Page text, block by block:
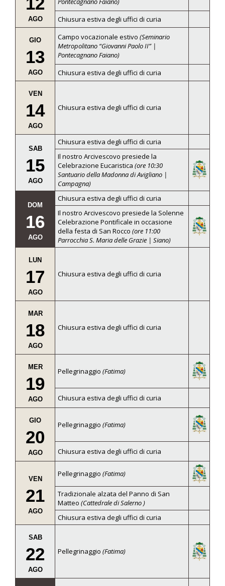
AGO
Chiusura estiva degli uffici di curia
GIO
13
AGO
Campo vocazionale estivo (Seminario
Metropolitano “Giovanni Paolo II” |
Pontecagnano Faiano)
Chiusura estiva degli uffici di curia
VEN
14
AGO
Chiusura estiva degli uffici di curia
SAB
15
AGO
Chiusura estiva degli uffici di curia
Il nostro Arcivescovo presiede la
Celebrazione Eucaristica (ore 10:30
Santuario della Madonna di Avigliano |
Campagna)
DOM
16
AGO
Chiusura estiva degli uffici di curia
Il nostro Arcivescovo presiede la Solenne
Celebrazione Pontificale in occasione
della festa di San Rocco (ore 11:00
Parrocchia S. Maria delle Grazie | Siano)
LUN
17
AGO
Chiusura estiva degli uffici di curia
MAR
18
AGO
Chiusura estiva degli uffici di curia
MER
19
AGO
Pellegrinaggio (Fatima)
Chiusura estiva degli uffici di curia
GIO
20
AGO
Pellegrinaggio (Fatima)
Chiusura estiva degli uffici di curia
VEN
21
AGO
Pellegrinaggio (Fatima)
Tradizionale alzata del Panno di San
Matteo (Cattedrale di Salerno )
Chiusura estiva degli uffici di curia
SAB
22
AGO
Pellegrinaggio (Fatima)